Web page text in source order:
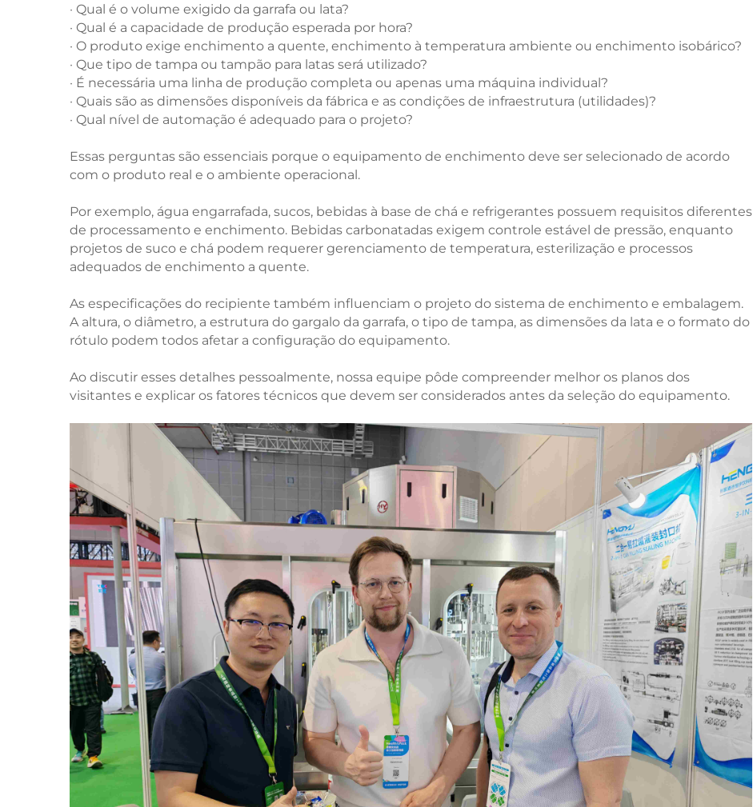
· Qual é o volume exigido da garrafa ou lata?
· Qual é a capacidade de produção esperada por hora?
· O produto exige enchimento a quente, enchimento à temperatura ambiente ou enchimento isobárico?
· Que tipo de tampa ou tampão para latas será utilizado?
· É necessária uma linha de produção completa ou apenas uma máquina individual?
· Quais são as dimensões disponíveis da fábrica e as condições de infraestrutura (utilidades)?
· Qual nível de automação é adequado para o projeto?
Essas perguntas são essenciais porque o equipamento de enchimento deve ser selecionado de acordo
com o produto real e o ambiente operacional.
Por exemplo, água engarrafada, sucos, bebidas à base de chá e refrigerantes possuem requisitos diferentes
de processamento e enchimento. Bebidas carbonatadas exigem controle estável de pressão, enquanto
projetos de suco e chá podem requerer gerenciamento de temperatura, esterilização e processos
adequados de enchimento a quente.
As especificações do recipiente também influenciam o projeto do sistema de enchimento e embalagem.
A altura, o diâmetro, a estrutura do gargalo da garrafa, o tipo de tampa, as dimensões da lata e o formato do
rótulo podem todos afetar a configuração do equipamento.
Ao discutir esses detalhes pessoalmente, nossa equipe pôde compreender melhor os planos dos
visitantes e explicar os fatores técnicos que devem ser considerados antes da seleção do equipamento.